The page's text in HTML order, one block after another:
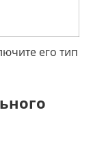
его тип